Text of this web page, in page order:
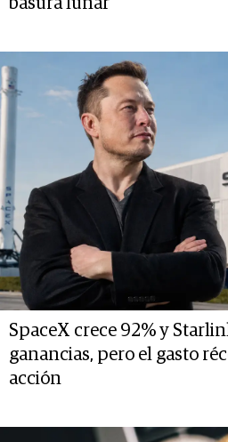
SpaceX crece 92% y
ganancias, pero el gasto
acción